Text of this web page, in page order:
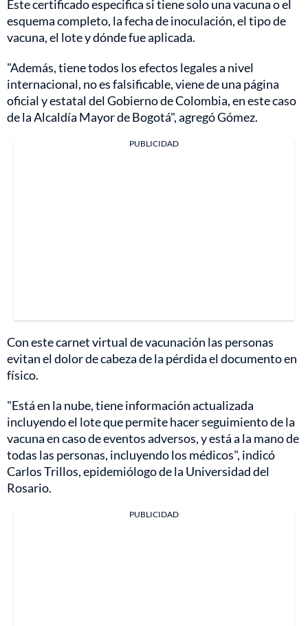
Este certificado especifica si tiene solo una vacuna o el
esquema completo, la fecha de inoculación, el tipo de
vacuna, el lote y dónde fue aplicada.
"Además, tiene todos los efectos legales a nivel
internacional, no es falsificable, viene de una página
oficial y estatal del Gobierno de Colombia, en este caso
de la Alcaldía Mayor de Bogotá", agregó Gómez.
PUBLICIDAD
Con este carnet virtual de vacunación las personas
evitan el dolor de cabeza de la pérdida el documento en
físico.
"Está en la nube, tiene información actualizada
incluyendo el lote que permite hacer seguimiento de la
vacuna en caso de eventos adversos, y está a la mano de
todas las personas, incluyendo los médicos", indicó
Carlos Trillos, epidemiólogo de la Universidad del
Rosario.
PUBLICIDAD